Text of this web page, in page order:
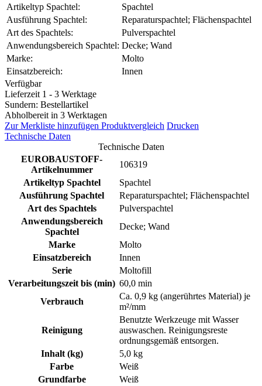
Artikeltyp Spachtel:
Spachtel
Ausführung Spachtel:
Reparaturspachtel; Flächenspachtel
Art des Spachtels:
Pulverspachtel
Anwendungsbereich Spachtel: Decke; Wand
Marke:
Molto
Einsatzbereich:
Innen
Verfügbar
Lieferzeit 1 - 3 Werktage
Sundern: Bestellartikel
Abholbereit in 3 Werktagen
Zur Merkliste hinzufügen Produktvergleich Drucken
Technische Daten
Technische Daten
EUROBAUSTOFF-
Artikelnummer
106319
Artikeltyp Spachtel
Spachtel
Ausführung Spachtel
Reparaturspachtel; Flächenspachtel
Art des Spachtels
Pulverspachtel
Anwendungsbereich
Spachtel
Decke; Wand
Marke
Molto
Einsatzbereich
Innen
Serie
Moltofill
Verarbeitungszeit bis (min) 60,0 min
Verbrauch
Ca. 0,9 kg (angerührtes Material) je
m²/mm
Reinigung
Benutzte Werkzeuge mit Wasser
auswaschen. Reinigungsreste
ordnungsgemäß entsorgen.
Inhalt (kg)
5,0 kg
Farbe
Weiß
Grundfarbe
Weiß